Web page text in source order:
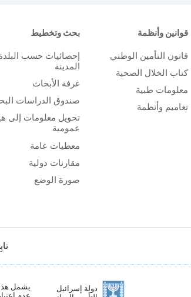
قوانين وأنظمة
قانون التأمين الوطني
كتاب الخلال الصحية
معلومات طبية
تعاميم وأنظمة
بحث وتخطيط
إحصائيات حسب
المدينة
غرفة الأبحاث
صندوق الدراسات
تحويل معلومات إلى
عمومية
معطيات عامة
مقارنات دولية
صورة الوضع
دولة إسرائيل
يشمل